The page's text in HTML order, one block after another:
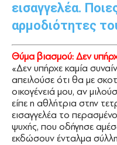
εισαγγελέα.
αρμοδιότητες
Θύμα βιασμού: Δεν
«Δεν υπήρχε καμία
απειλούσε ότι θα με
οικογένειά μου, αν
είπε η αθλήτρια στην
εισαγγελέα το
ψυχής, που οδήγησε
εκδώσουν ένταλμα